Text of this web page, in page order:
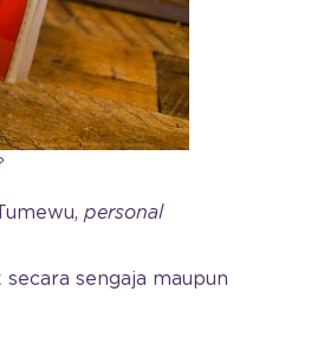
personal
sengaja maupun